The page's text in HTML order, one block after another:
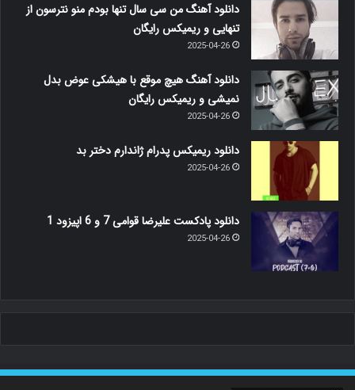
دانلود آهنگ من سی سال تنها بودم منو نترسون از
تنهایی و ریمیکس رایگان
2025-04-26
دانلود آهنگ هیچ موقع با هیشکی عوض بدل
نمیشی و ریمیکس رایگان
2025-04-26
دانلود ریمیکس پدرام ژاندارم دختر بد
2025-04-26
دانلود پادکست علیرضا قوامی 7 و 6 اپیزود 1
2025-04-26